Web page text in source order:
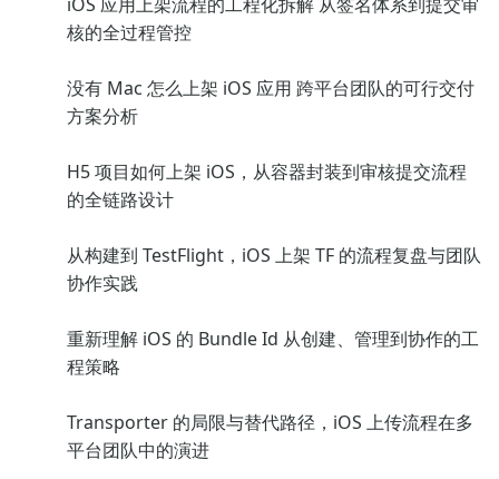
核的全过程管控
没有 Mac 怎么上架 iOS 应用 跨平台团队的可行交付
方案分析
H5 项目如何上架 iOS，从容器封装到审核提交流程
的全链路设计
从构建到 TestFlight，iOS 上架 TF 的流程复盘与团队
协作实践
重新理解 iOS 的 Bundle Id 从创建、管理到协作的工
程策略
Transporter 的局限与替代路径，iOS 上传流程在多
平台团队中的演进